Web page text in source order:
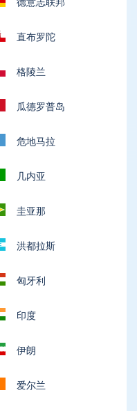
直布罗陀
格陵兰
瓜德罗普岛
危地马拉
几内亚
圭亚那
洪都拉斯
匈牙利
印度
伊朗
爱尔兰